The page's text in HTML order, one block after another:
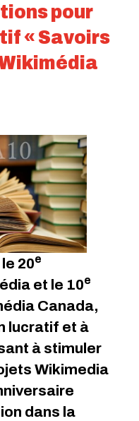
pour
« Savoirs
20e
et le 10e
Canada,
lucratif et à
à stimuler
Wikimedia
dans la